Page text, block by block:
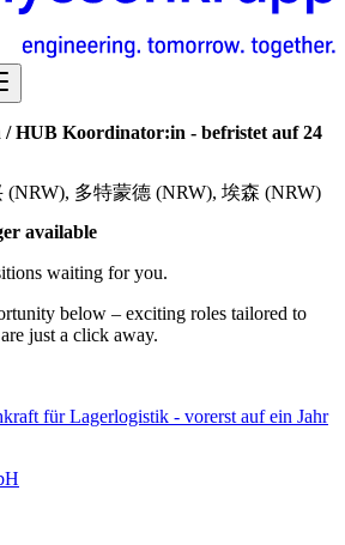
/​ HUB Koordinator:in - befristet auf 24
多特蒙德 (NRW), 埃森 (NRW)
available
waiting for you.
below – exciting roles tailored to
just a click away.
für Lagerlogistik - vorerst auf ein Jahr